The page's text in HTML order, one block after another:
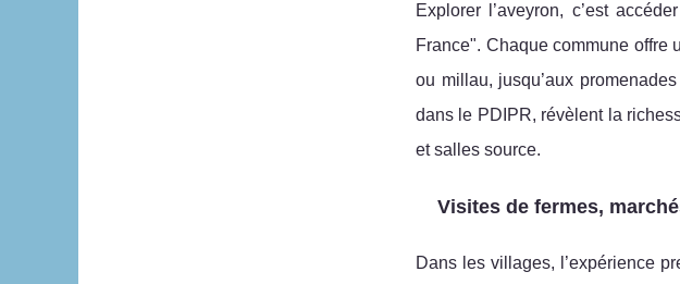
Explorer l’aveyron, c’est
France". Chaque commune offre
ou millau, jusqu’aux
dans le PDIPR, révèlent la
et salles source.
Visites de fermes,
Dans les villages, l’expérience